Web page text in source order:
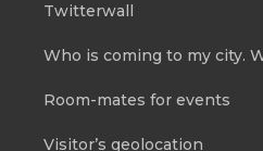
Twitterwall
Who is coming to my city.
Room-mates for events
Visitor’s geolocation